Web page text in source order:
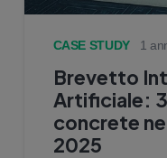
CASE STUDY 1
Brevetto
Artificiale:
concrete
2025